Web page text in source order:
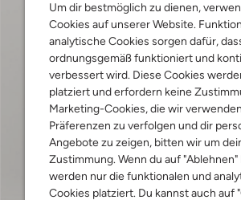
Um dir bestmöglich zu dienen,
Cookies auf unserer Website.
analytische Cookies sorgen dafür,
ordnungsgemäß funktioniert und
verbessert wird. Diese Cookies
platziert und erfordern keine
Marketing-Cookies, die wir
Präferenzen zu verfolgen und dir
Angebote zu zeigen, bitten wir um
Zustimmung. Wenn du auf "Ablehnen"
werden nur die funktionalen und
Cookies platziert. Du kannst auch auf